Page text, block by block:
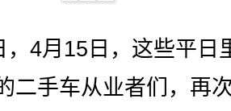
月15日，这些平日
二手车从业者们，再